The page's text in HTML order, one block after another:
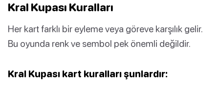
Kral Kupası Kuralları
Her kart farklı bir eyleme veya göreve karşılık gelir.
Bu oyunda renk ve sembol pek önemli değildir.
Kral Kupası kart kuralları şunlardır: